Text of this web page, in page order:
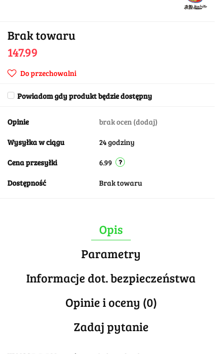
Brak towaru
147.99
Do przechowalni
Powiadom gdy produkt będzie dostępny
Opinie brak ocen (dodaj)
Wysyłka w ciągu 24 godziny
Cena przesyłki 6.99
Dostępność Brak towaru
Opis
Parametry
Informacje dot. bezpieczeństwa
Opinie i oceny (0)
Zadaj pytanie